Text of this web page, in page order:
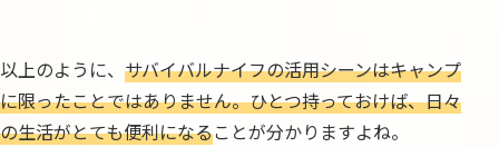
以上のように、 サバイバルナイフの活用シーンはキャンプ
に限ったことではありません。ひとつ持っておけば、日々
の生活がとても便利になることが分かりますよね。